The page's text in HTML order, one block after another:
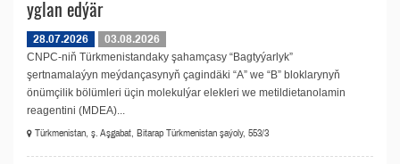
yglan edýär
28.07.2026
03.08.2026
CNPC-niň Türkmenistandaky şahamçasy “Bagtyýarlyk”
şertnamalaýyn meýdançasynyň çagindäki “A” we “B” bloklarynyň
önümçilik bölümleri üçin molekulýar elekleri we metildietanolamin
reagentini (MDEA)...
Türkmenistan, ş. Aşgabat, Bitarap Türkmenistan şaýoly, 553/3